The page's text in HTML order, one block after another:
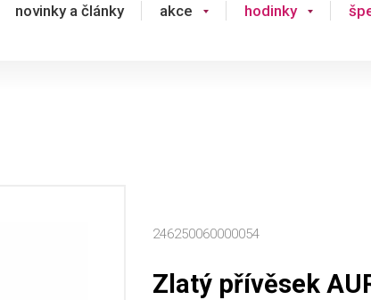
novinky a články akce hodinky
246250060000054
Zlatý přívěsek